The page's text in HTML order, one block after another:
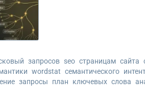
запросов seo страницам сайта
wordstat семантического
запросы план ключевых слова